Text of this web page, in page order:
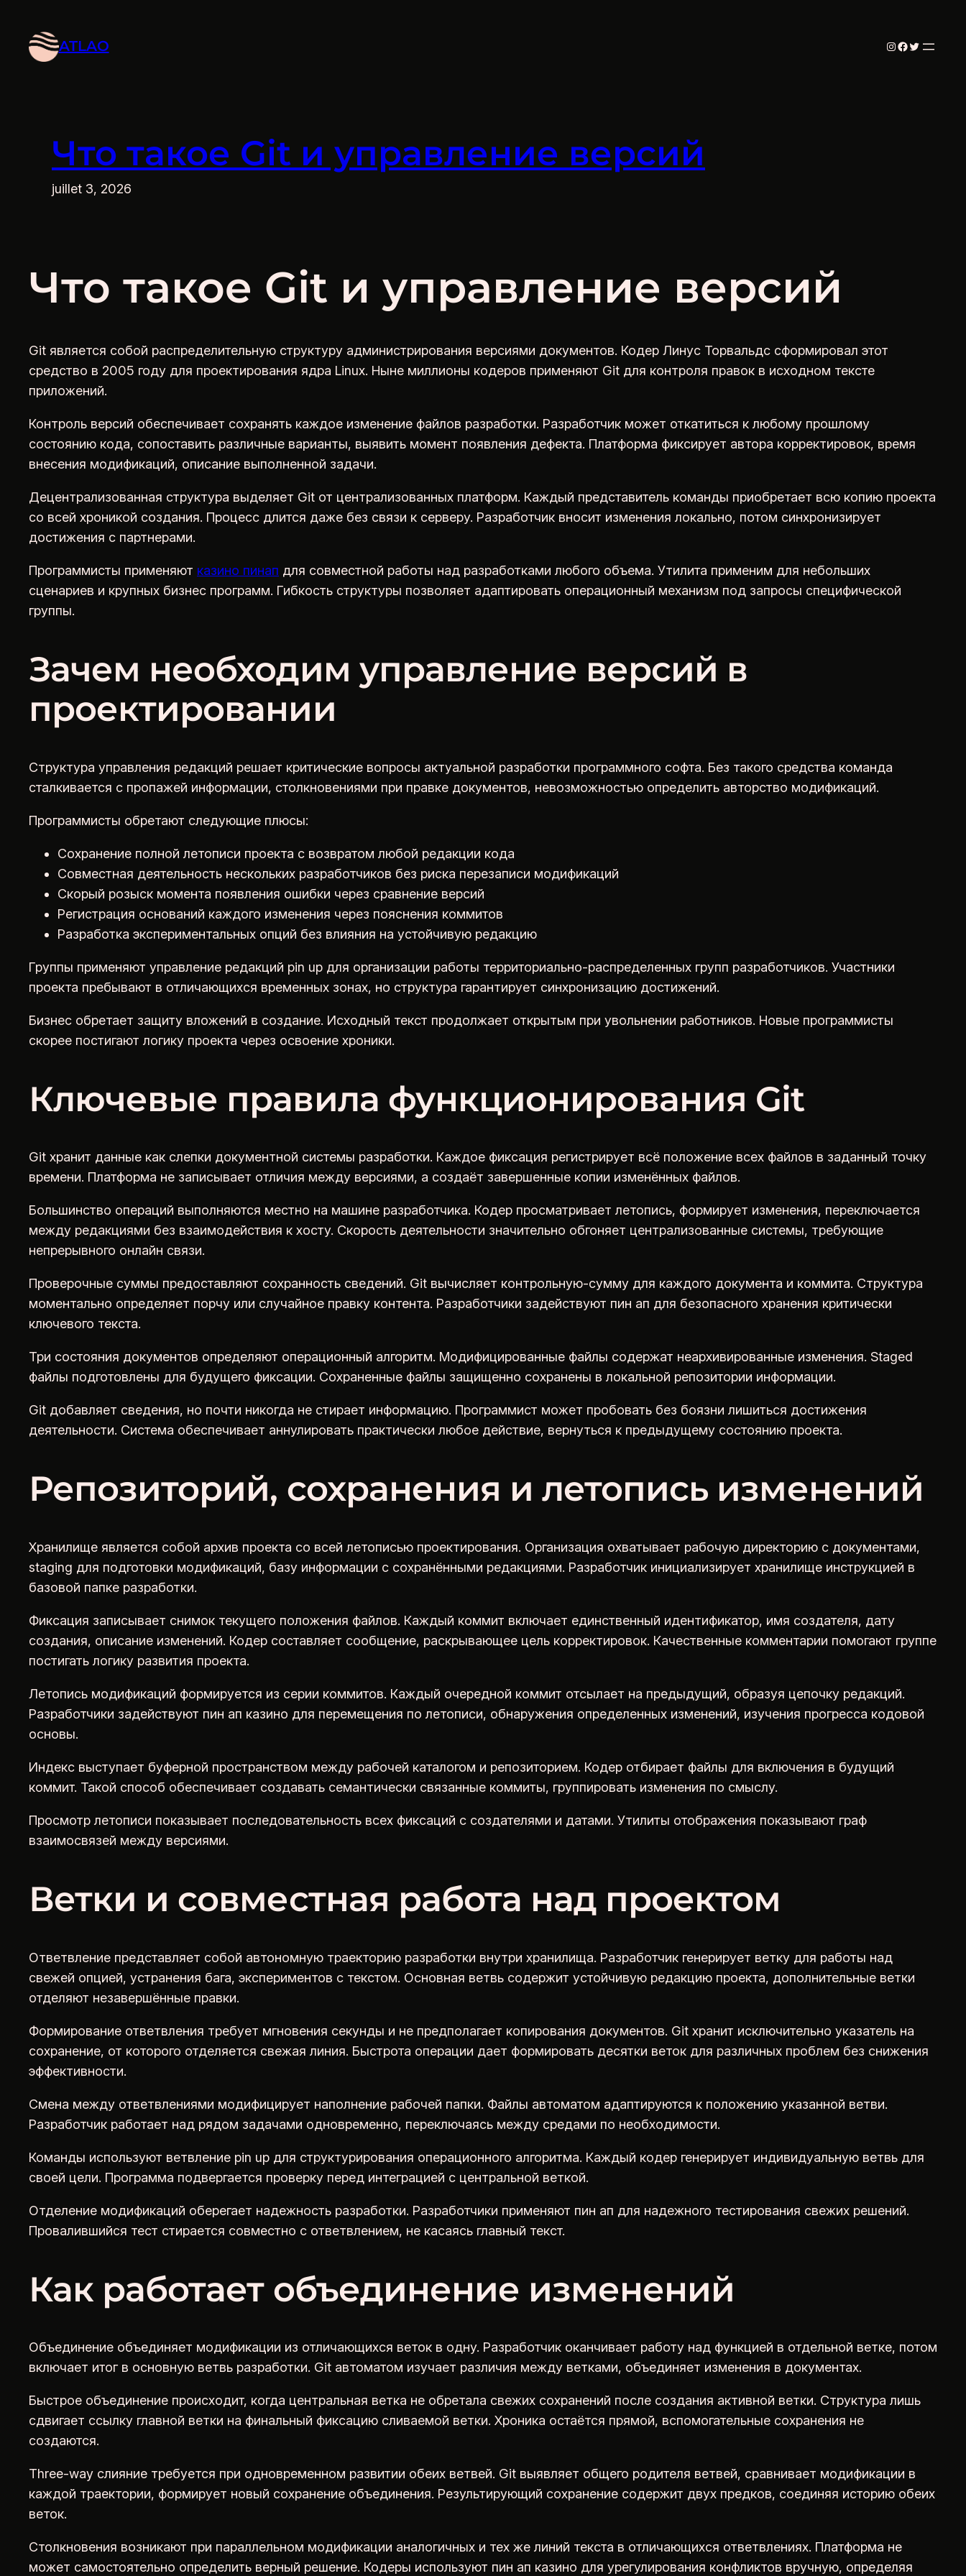
contenu
ATLAO Instagram
Facebook
Twitter
Что такое Git и управление версий
juillet 3, 2026
Что такое Git и управление версий
Git является собой распределительную структуру администрирования версиями документов. Кодер Линус Торвальдс сформировал этот
средство в 2005 году для проектирования ядра Linux. Ныне миллионы кодеров применяют Git для контроля правок в исходном тексте
приложений.
Контроль версий обеспечивает сохранять каждое изменение файлов разработки. Разработчик может откатиться к любому прошлому
состоянию кода, сопоставить различные варианты, выявить момент появления дефекта. Платформа фиксирует автора корректировок, время
внесения модификаций, описание выполненной задачи.
Децентрализованная структура выделяет Git от централизованных платформ. Каждый представитель команды приобретает всю копию проекта
со всей хроникой создания. Процесс длится даже без связи к серверу. Разработчик вносит изменения локально, потом синхронизирует
достижения с партнерами.
Программисты применяют казино пинап для совместной работы над разработками любого объема. Утилита применим для небольших
сценариев и крупных бизнес программ. Гибкость структуры позволяет адаптировать операционный механизм под запросы специфической
группы.
Зачем необходим управление версий в
проектировании
Структура управления редакций решает критические вопросы актуальной разработки программного софта. Без такого средства команда
сталкивается с пропажей информации, столкновениями при правке документов, невозможностью определить авторство модификаций.
Программисты обретают следующие плюсы:
Сохранение полной летописи проекта с возвратом любой редакции кода
Совместная деятельность нескольких разработчиков без риска перезаписи модификаций
Скорый розыск момента появления ошибки через сравнение версий
Регистрация оснований каждого изменения через пояснения коммитов
Разработка экспериментальных опций без влияния на устойчивую редакцию
Группы применяют управление редакций pin up для организации работы территориально-распределенных групп разработчиков. Участники
проекта пребывают в отличающихся временных зонах, но структура гарантирует синхронизацию достижений.
Бизнес обретает защиту вложений в создание. Исходный текст продолжает открытым при увольнении работников. Новые программисты
скорее постигают логику проекта через освоение хроники.
Ключевые правила функционирования Git
Git хранит данные как слепки документной системы разработки. Каждое фиксация регистрирует всё положение всех файлов в заданный точку
времени. Платформа не записывает отличия между версиями, а создаёт завершенные копии изменённых файлов.
Большинство операций выполняются местно на машине разработчика. Кодер просматривает летопись, формирует изменения, переключается
между редакциями без взаимодействия к хосту. Скорость деятельности значительно обгоняет централизованные системы, требующие
непрерывного онлайн связи.
Проверочные суммы предоставляют сохранность сведений. Git вычисляет контрольную-сумму для каждого документа и коммита. Структура
моментально определяет порчу или случайное правку контента. Разработчики задействуют пин ап для безопасного хранения критически
ключевого текста.
Три состояния документов определяют операционный алгоритм. Модифицированные файлы содержат неархивированные изменения. Staged
файлы подготовлены для будущего фиксации. Сохраненные файлы защищенно сохранены в локальной репозитории информации.
Git добавляет сведения, но почти никогда не стирает информацию. Программист может пробовать без боязни лишиться достижения
деятельности. Система обеспечивает аннулировать практически любое действие, вернуться к предыдущему состоянию проекта.
Репозиторий, сохранения и летопись изменений
Хранилище является собой архив проекта со всей летописью проектирования. Организация охватывает рабочую директорию с документами,
staging для подготовки модификаций, базу информации с сохранёнными редакциями. Разработчик инициализирует хранилище инструкцией в
базовой папке разработки.
Фиксация записывает снимок текущего положения файлов. Каждый коммит включает единственный идентификатор, имя создателя, дату
создания, описание изменений. Кодер составляет сообщение, раскрывающее цель корректировок. Качественные комментарии помогают группе
постигать логику развития проекта.
Летопись модификаций формируется из серии коммитов. Каждый очередной коммит отсылает на предыдущий, образуя цепочку редакций.
Разработчики задействуют пин ап казино для перемещения по летописи, обнаружения определенных изменений, изучения прогресса кодовой
основы.
Индекс выступает буферной пространством между рабочей каталогом и репозиторием. Кодер отбирает файлы для включения в будущий
коммит. Такой способ обеспечивает создавать семантически связанные коммиты, группировать изменения по смыслу.
Просмотр летописи показывает последовательность всех фиксаций с создателями и датами. Утилиты отображения показывают граф
взаимосвязей между версиями.
Ветки и совместная работа над проектом
Ответвление представляет собой автономную траекторию разработки внутри хранилища. Разработчик генерирует ветку для работы над
свежей опцией, устранения бага, экспериментов с текстом. Основная ветвь содержит устойчивую редакцию проекта, дополнительные ветки
отделяют незавершённые правки.
Формирование ответвления требует мгновения секунды и не предполагает копирования документов. Git хранит исключительно указатель на
сохранение, от которого отделяется свежая линия. Быстрота операции дает формировать десятки веток для различных проблем без снижения
эффективности.
Смена между ответвлениями модифицирует наполнение рабочей папки. Файлы автоматом адаптируются к положению указанной ветви.
Разработчик работает над рядом задачами одновременно, переключаясь между средами по необходимости.
Команды используют ветвление pin up для структурирования операционного алгоритма. Каждый кодер генерирует индивидуальную ветвь для
своей цели. Программа подвергается проверку перед интеграцией с центральной веткой.
Отделение модификаций оберегает надежность разработки. Разработчики применяют пин ап для надежного тестирования свежих решений.
Провалившийся тест стирается совместно с ответвлением, не касаясь главный текст.
Как работает объединение изменений
Объединение объединяет модификации из отличающихся веток в одну. Разработчик оканчивает работу над функцией в отдельной ветке, потом
включает итог в основную ветвь разработки. Git автоматом изучает различия между ветками, объединяет изменения в документах.
Быстрое объединение происходит, когда центральная ветка не обретала свежих сохранений после создания активной ветки. Структура лишь
сдвигает ссылку главной ветки на финальный фиксацию сливаемой ветки. Хроника остаётся прямой, вспомогательные сохранения не
создаются.
Three-way слияние требуется при одновременном развитии обеих ветвей. Git выявляет общего родителя ветвей, сравнивает модификации в
каждой траектории, формирует новый сохранение объединения. Результирующий сохранение содержит двух предков, соединяя историю обеих
веток.
Столкновения возникают при параллельном модификации аналогичных и тех же линий текста в отличающихся ответвлениях. Платформа не
может самостоятельно определить верный решение. Кодеры используют пин ап казино для урегулирования конфликтов вручную, определяя